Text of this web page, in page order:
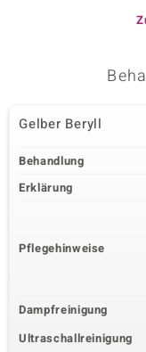
Gelber Beryll
Behandlung
Erklärung
Pflegehinweise
Dampfreinigung
Ultraschallreinigung